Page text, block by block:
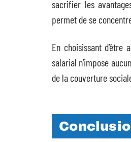
sacrifier les
permet de se
En choisissant
salarial n’impose
de la couverture